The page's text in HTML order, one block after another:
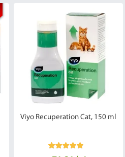
Viyo Recuperation Cat, 150 ml